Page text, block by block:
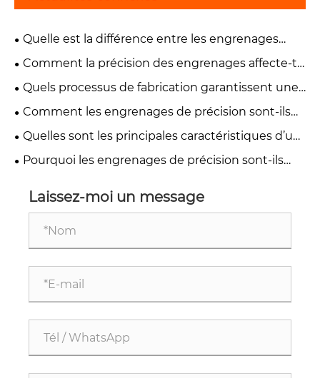
Quelle est la différence entre les engrenages
hélicoïdaux de précision et les engrenages droits ?
Comment la précision des engrenages affecte-t-
elle les performances et la fiabilité de
l’équipement ?
Quels processus de fabrication garantissent une
haute précision dans les engrenages de
Comment les engrenages de précision sont-ils
fabriqués pour les applications industrielles ?
Quelles sont les principales caractéristiques d’un
engrenage de haute précision ?
Pourquoi les engrenages de précision sont-ils
Laissez-moi un message